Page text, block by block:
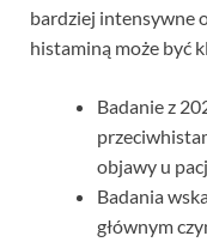
bardziej intensywne
histaminą może być
Badanie z
objawy u
Badania
głównym